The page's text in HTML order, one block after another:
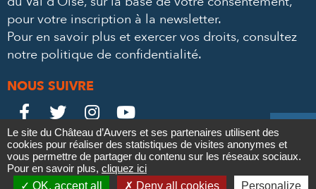
Contact

pour votre inscription à la newsletter.
Pour en savoir plus et exercer vos droits, consultez
notre politique de confidentialité.
NOUS SUIVRE
Le
Château
sur

Le
Château
sur

Le
Château
sur

Le
Château
sur

Mentions légales Politique de confidentialité
Crédits
Partenaires & Mécènes
Recrutement
Plan du site
Le site du Château d’Auvers et ses partenaires utilisent des
cookies pour réaliser des statistiques de visites anonymes et
vous permettre de partager du contenu sur les réseaux sociaux.
Pour en savoir plus, cliquez ici
OK, accept all
Deny all cookies Personalize